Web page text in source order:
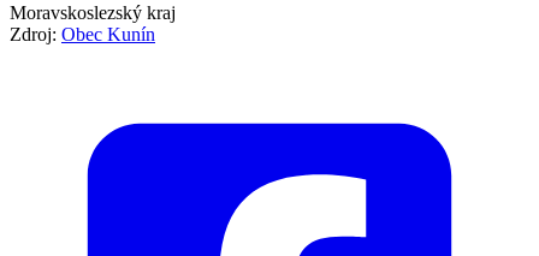
Moravskoslezský kraj
Zdroj: Obec Kunín